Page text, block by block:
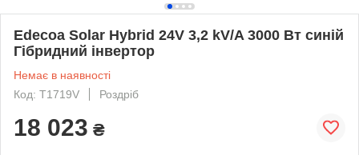
Edecoa Solar Hybrid 24V 3,2 kV/A 3000 Вт синій
Гібридний інвертор
Немає в наявності
Код: T1719V
Роздріб
18 023 ₴